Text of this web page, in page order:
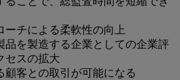
ーチによる柔軟性の向上
品を製造する企業としての企業評
セスの拡大
顧客との取引が可能になる